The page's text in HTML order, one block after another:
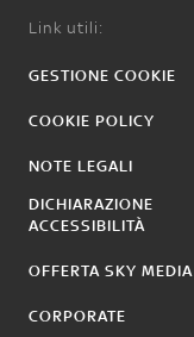
Link utili:
GESTIONE COOKIE
COOKIE POLICY
NOTE LEGALI
DICHIARAZIONE
ACCESSIBILITÀ
OFFERTA SKY MEDIA
CORPORATE